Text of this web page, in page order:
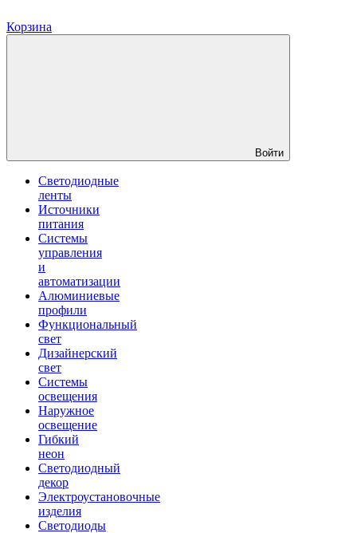
Корзина
Войти
Светодиодные
ленты
Источники
питания
Системы
управления
и
автоматизации
Алюминиевые
профили
Функциональный
свет
Дизайнерский
свет
Системы
освещения
Наружное
освещение
Гибкий
неон
Светодиодный
декор
Электроустановочные
изделия
Светодиоды